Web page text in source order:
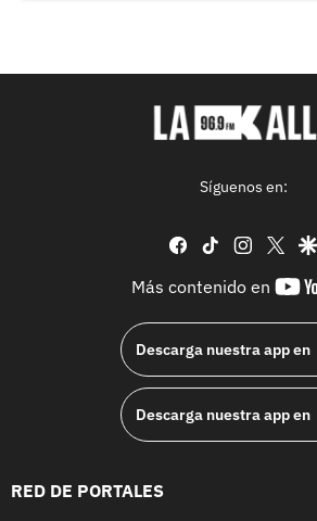
Síguenos en:
facebook
tiktok
Más contenido en
Descarga nuestra app en
Descarga nuestra app en
RED DE PORTALES